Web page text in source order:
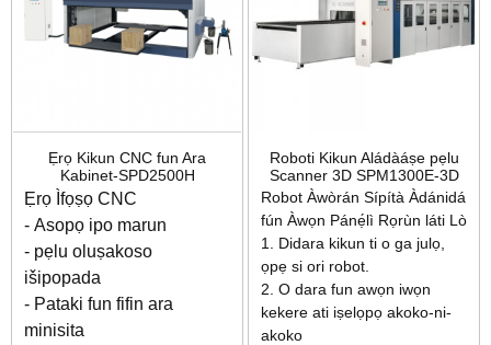
Ẹrọ Kikun CNC fun Ara
Kabinet-SPD2500H
Ẹrọ Ìfọṣọ CNC
- Asopọ ipo marun
- pẹlu oluṣakoso
išipopada
- Pataki fun fifin ara
minisita
Roboti Kikun Aládàáṣe pẹlu
Scanner 3D SPM1300E-3D
Robot Àwòrán Sípítà Àdánidá
fún Àwọn Pánẹ́lì Rọrùn láti Lò
1. Didara kikun ti o ga julọ,
ọpẹ si ori robot.
2. O dara fun awọn iwọn
kekere ati iṣelọpọ akoko-ni-
akoko